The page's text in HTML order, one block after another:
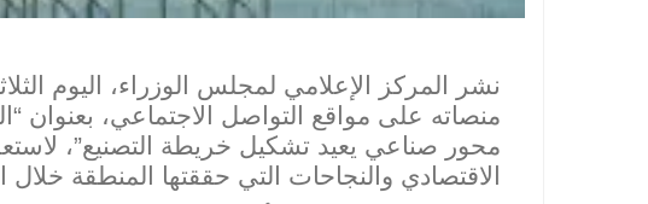
نشر المركز الإعلامي لمجلس الوزراء، اليوم
منصاته على مواقع التواصل الاجتماعي، بعنوان
محور صناعي يعيد تشكيل خريطة التصنيع”،
الاقتصادي والنجاحات التي حققتها المنطقة خلال